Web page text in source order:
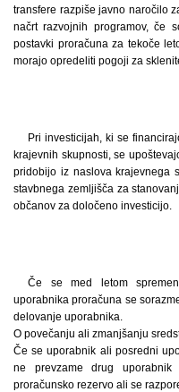
transfere razpiše javno naročilo
načrt razvojnih programov, če
postavki proračuna za tekoče
morajo opredeliti pogoji za
Pri investicijah, ki se
krajevnih skupnosti, se
pridobijo iz naslova krajevnega
stavbnega zemljišča za
občanov za določeno investicijo.
Če se med letom
uporabnika proračuna se
delovanje uporabnika.
O povečanju ali zmanjšanju
Če se uporabnik ali posredni
ne prevzame drug
proračunsko rezervo ali se